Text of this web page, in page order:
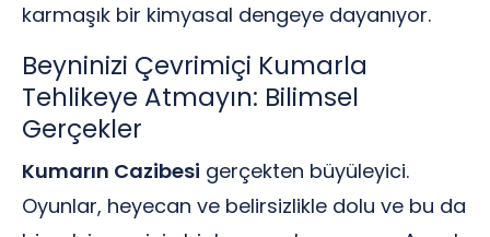
karmaşık bir kimyasal dengeye dayanıyor.
Beyninizi Çevrimiçi Kumarla
Tehlikeye Atmayın: Bilimsel
Gerçekler
Kumarın Cazibesi gerçekten büyüleyici.
Oyunlar, heyecan ve belirsizlikle dolu ve bu da